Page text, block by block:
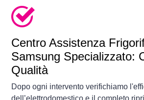
Centro Assistenza
Samsung Specializzato:
Qualità
Dopo ogni intervento verifichiamo